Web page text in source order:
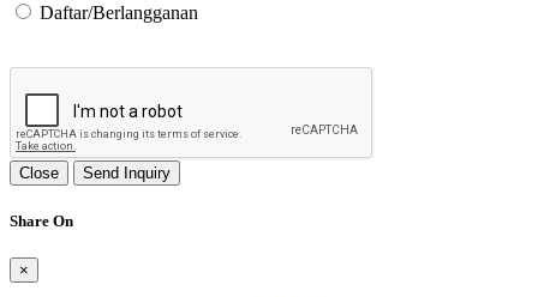
Daftar/Berlangganan
Close Send Inquiry
Share On
×